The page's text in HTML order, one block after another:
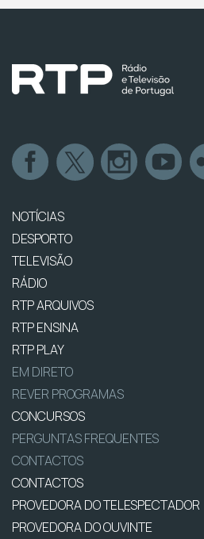
NOTÍCIAS
DESPORTO
TELEVISÃO
RÁDIO
RTP ARQUIVOS
RTP ENSINA
RTP PLAY
EM DIRETO
REVER PROGRAMAS
CONCURSOS
PERGUNTAS FREQUENTES
CONTACTOS
CONTACTOS
PROVEDORA DO TELESPECTADOR
PROVEDORA DO OUVINTE